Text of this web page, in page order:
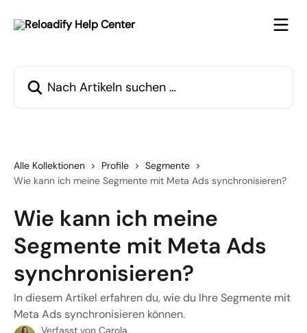
Alle Kollektionen Profile
Segmente
Wie kann ich meine Segmente mit Meta Ads synchronisieren?
Wie kann ich meine
Segmente mit Meta Ads
synchronisieren?
In diesem Artikel erfahren du, wie du Ihre Segmente mit
Meta Ads synchronisieren können.
Verfasst von Carola